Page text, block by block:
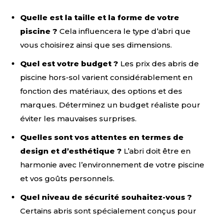
Quelle est la taille et la forme de votre
piscine ? Cela influencera le type d’abri que
vous choisirez ainsi que ses dimensions.
Quel est votre budget ? Les prix des abris de
piscine hors-sol varient considérablement en
fonction des matériaux, des options et des
marques. Déterminez un budget réaliste pour
éviter les mauvaises surprises.
Quelles sont vos attentes en termes de
design et d’esthétique ? L’abri doit être en
harmonie avec l’environnement de votre piscine
et vos goûts personnels.
Quel niveau de sécurité souhaitez-vous ?
Certains abris sont spécialement conçus pour